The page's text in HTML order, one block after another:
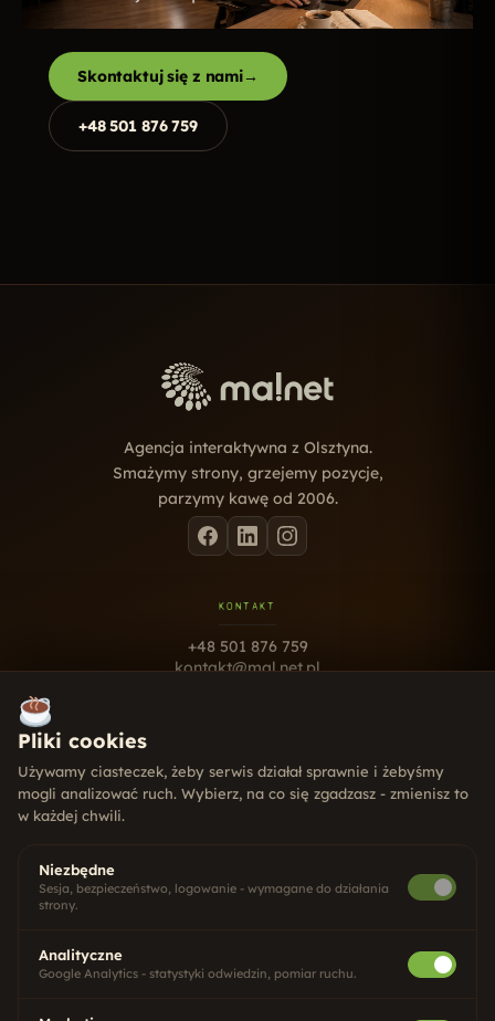
Skontaktuj się z nami→
+48 501 876 759
Agencja interaktywna z Olsztyna.
Smażymy strony, grzejemy pozycje,
parzymy kawę od 2006.
KONTAKT
+48 501 876 759
kontakt@mal.net.pl
Systemy CRM
Pliki cookies
Używamy ciasteczek, żeby serwis działał sprawnie i żebyśmy
mogli analizować ruch. Wybierz, na co się zgadzasz - zmienisz to
w każdej chwili.
Niezbędne
Sesja, bezpieczeństwo, logowanie - wymagane do działania
strony.
Analityczne
Google Analytics - statystyki odwiedzin, pomiar ruchu.